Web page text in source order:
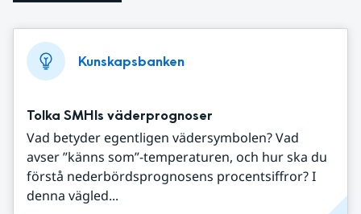
Kunskapsbanken
Tolka SMHIs väderprognoser
Vad betyder egentligen vädersymbolen? Vad
avser ”känns som”-temperaturen, och hur ska du
förstå nederbördsprognosens procentsiffror? I
denna vägled...